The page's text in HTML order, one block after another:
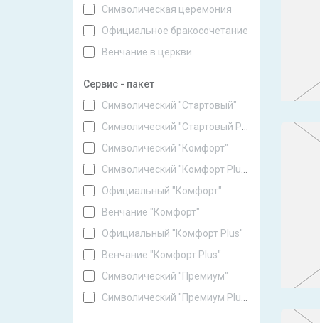
Символическая церемония
Официальное бракосочетание
Венчание в церкви
Сервис - пакет
Символический "Стартовый"
Символический "Стартовый Plus"
Символический "Комфорт"
Символический "Комфорт Plus"
Официальный "Комфорт"
Венчание "Комфорт"
Официальный "Комфорт Plus"
Венчание "Комфорт Plus"
Символический "Премиум"
Символический "Премиум Plus"